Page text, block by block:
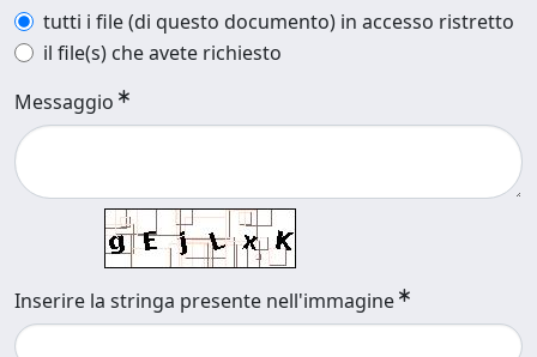
tutti i file (di questo documento) in accesso ristretto
il file(s) che avete richiesto
Messaggio
Inserire la stringa presente nell'immagine